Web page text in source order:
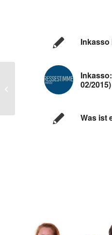
Inkasso
02/2015)
Was ist
Basiszins auf -0,38 % gesunken